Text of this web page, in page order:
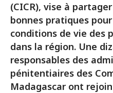
(CICR), vise à
bonnes pratiques
conditions de vie des
dans la région. Une
responsables des
pénitentiaires des
Madagascar ont